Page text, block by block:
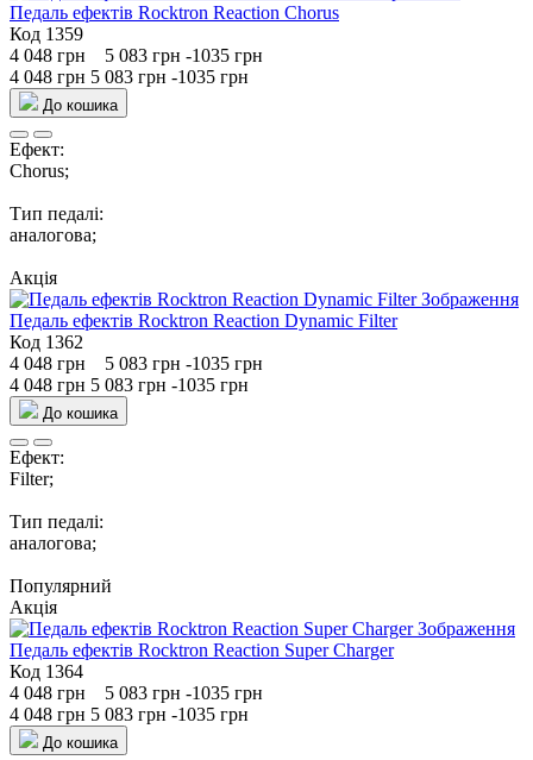
Педаль ефектів Rocktron Reaction Chorus
Код 1359
4 048 грн 5 083 грн -1035 грн
4 048 грн 5 083 грн -1035 грн
До кошика
Ефект:
Chorus;
Тип педалі:
аналогова;
Акція
Педаль ефектів Rocktron Reaction Dynamic Filter
Код 1362
4 048 грн 5 083 грн -1035 грн
4 048 грн 5 083 грн -1035 грн
До кошика
Ефект:
Filter;
Тип педалі:
аналогова;
Популярний
Акція
Педаль ефектів Rocktron Reaction Super Charger
Код 1364
4 048 грн 5 083 грн -1035 грн
4 048 грн 5 083 грн -1035 грн
До кошика